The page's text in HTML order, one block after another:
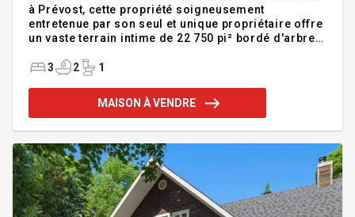
à Prévost, cette propriété soigneusement
entretenue par son seul et unique propriétaire offre
un vaste terrain intime de 22 750 pi² bordé d'arbres.
rez-de-chaussée, vous disposez d'un bureau
Elle propose aussi 2 salles de bain complètes, 2
foyers au bois pour une ambiance chaleureuse, un
et un sous-sol à aménager selon vos besoins. Un
parfait équilibre e
3 2 1
MAISON À VENDRE